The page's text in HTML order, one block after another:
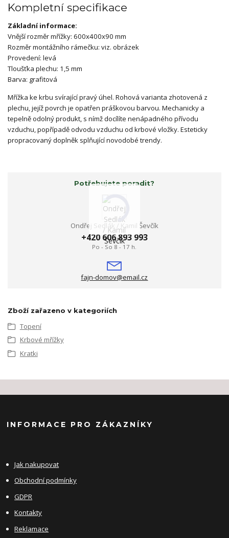
Kompletní specifikace
Základní informace:
Vnější rozměr mřížky: 600x400x90 mm
Rozměr montážního rámečku: viz. obrázek
Provedení: levá
Tloušťka plechu: 1,5 mm
Barva: grafitová
Mřížka ke krbu svírající pravý úhel. Rohová varianta zhotovená z
plechu, jejíž povrch je opatřen práškovou barvou. Mechanicky a
tepelně odolný produkt, s nímž docílíte nenápadného přívodu
vzduchu, popřípadě odvodu vzduchu od krbové vložky. Esteticky
propracovaný doplněk splňující novodobé trendy.
Potřebujete poradit?
Ondřej Sedlák / Kamil Ševčík
+420 606 893 993
Po - So 8 - 17 h.
fajn-domov@email.cz
Zboží zařazeno v kategoriích
Topení
Krbové mřížky
Kratki
INFORMACE PRO ZÁKAZNÍKY
Jak nakupovat
Obchodní podmínky
GDPR
Kontakty
Reklamace